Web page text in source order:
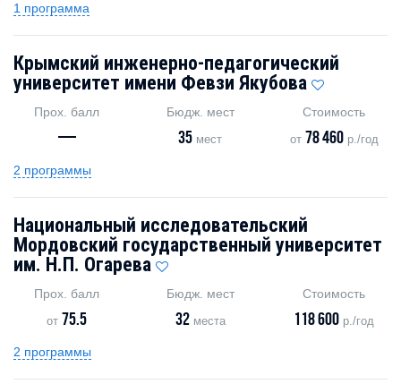
1 программа
Крымский инженерно-педагогический
университет имени Февзи Якубова
Прох. балл
—
Бюдж. мест
35 мест
Стоимость
от 78 460р./год
2 программы
Национальный исследовательский
Мордовский государственный университет
им. Н.П. Огарева
Прох. балл
от 75.5
Бюдж. мест
32места
Стоимость
118 600 р./год
2 программы